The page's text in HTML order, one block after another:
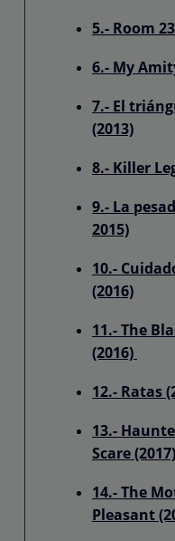
5.- Room
6.- My
7.- El
(2013)
8.- Killer
9.- La
2015)
10.-
(2016)
11.- The
(2016)
12.- Ratas
13.-
Scare (2017)
14.- The
Pleasant